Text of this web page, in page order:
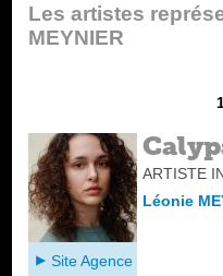
Les artistes
MEYNIER
ARTISTE
Léonie
Site Agence